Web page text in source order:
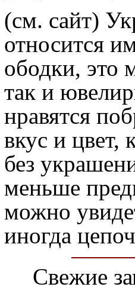
(см. сайт)
относится
ободки, это
так и
нравятся
вкус и цвет,
без
меньше
можно
иногда
Свежие